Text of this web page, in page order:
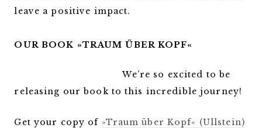
leave a positive impact.
OUR BOOK »TRAUM ÜBER KOPF«
We’re so excited to be
releasing our book to this incredible journey!
Get your copy of »Traum über Kopf« (Ullstein)